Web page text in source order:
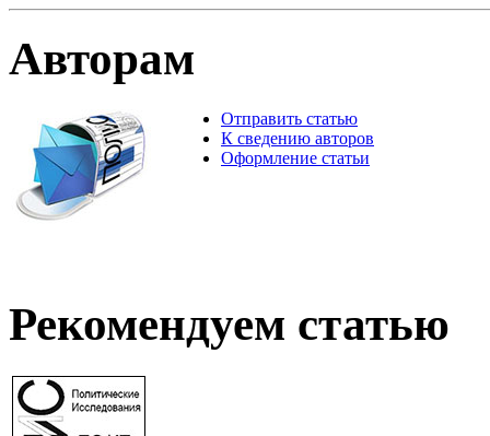
Авторам
Отправить статью
К сведению авторов
Оформление статьи
Рекомендуем статью